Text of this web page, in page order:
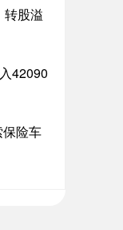
转股溢
42090
险车